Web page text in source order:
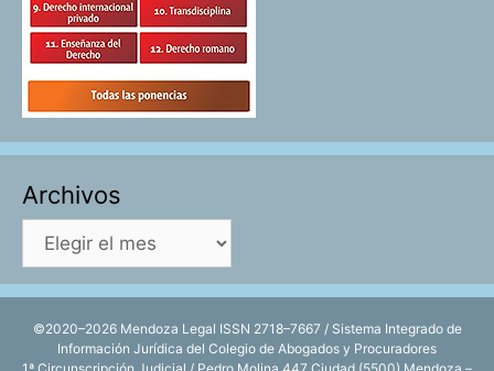
Archivos
Archivos
©2020–2026 Mendoza Legal ISSN 2718–7667 / Sistema Integrado de
Información Jurídica del Colegio de Abogados y Procuradores